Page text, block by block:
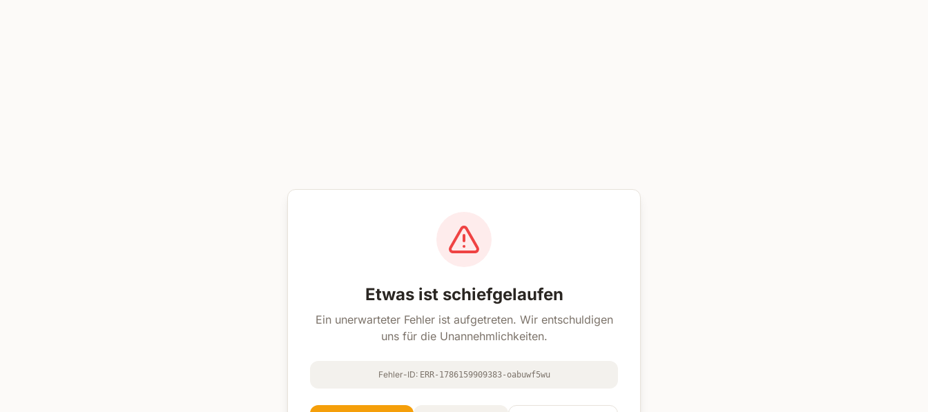
Etwas ist schiefgelaufen
Ein unerwarteter Fehler ist aufgetreten. Wir entschuldigen
uns für die Unannehmlichkeiten.
Fehler-ID: ERR-1786159909383-oabuwf5wu